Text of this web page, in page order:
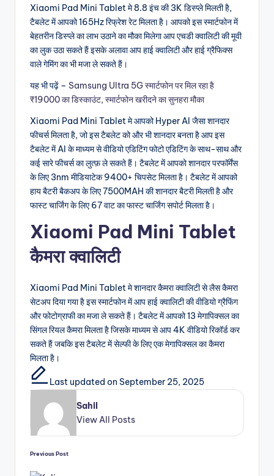
Xiaomi Pad Mini Tablet मे 8.8 इंच की 3K डिस्प्ले मिलती है,
टैबलेट में आपको 165Hz रिफ्रेश रेट मिलता है। आपको इस स्मार्टफोन में
बेहतरीन डिस्प्ले का लाभ उठाने का मौका मिलेगा आप एचडी क्वालिटी की मूवी
का लुक उठा सकते हैं इसके अलावा आप हाई क्वालिटी और हाई ग्रैफिक्स
वाले गेमिंग का भी मजा ले सकते हैं।
यह भी पढ़ें – Samsung Ultra 5G स्मार्टफोन पर मिल रहा है
₹19000 का डिस्काउंट, स्मार्टफोन खरीदने का सुनहरा मौका
Xiaomi Pad Mini Tablet मे आपको Hyper AI जैसा शानदार
फीचर्स मिलता है, जो इस टैबलेट को और भी शानदार बनता है आप इस
टैबलेट में AI के माध्यम से वीडियो एडिटिंग फोटो एडिटिंग के साथ-साथ और
कई सारे फीचर्स का लुत्फ़ ले सकते हैं। टैबलेट में आपको शानदार परफॉर्मेंस
के लिए 3nm मीडियाटेक 9400+ चिपसेट मिलता है। टैबलेट में आपको
हाय बैटरी बैकअप के लिए 7500MAH की शानदार बैटरी मिलती है और
फास्ट चार्जिंग के लिए 67 वाट का फास्ट चार्जिंग सपोर्ट मिलता है।
Xiaomi Pad Mini Tablet
कैमरा क्वालिटी
Xiaomi Pad Mini Tablet मे शानदार कैमरा क्वालिटी से लैस कैमरा
सेटअप दिया गया है इस स्मार्टफोन में आप हाई क्वालिटी की वीडियो ग्रैफिंग
और फोटोग्राफी का मजा ले सकते हैं। टैबलेट में आपको 13 मेगापिक्सल का
सिंगल रियल कैमरा मिलता है जिसके माध्यम से आप 4K वीडियो रिकॉर्ड कर
सकते हैं जबकि इस टैबलेट में सेल्फी के लिए एक मेगापिक्सल का कैमरा
मिलता है।
Last updated on September 25, 2025
Sahil
View All Posts
Previous Post